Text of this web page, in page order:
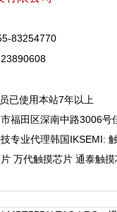
83254770
福田区深南中路3006号
整层
专业代理韩国IKSEMI:
万代触摸芯片 通泰触